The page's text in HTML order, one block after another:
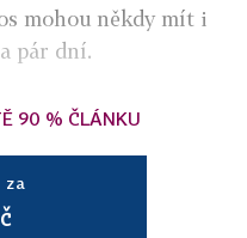
mohou někdy mít i
pár dní.
90 % ČLÁNKU
za